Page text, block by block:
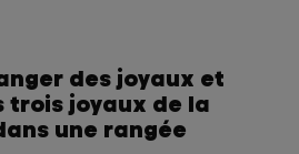
des joyaux et
trois joyaux de la
une rangée